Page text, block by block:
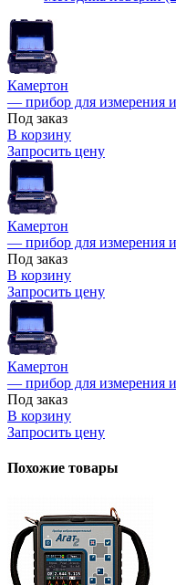
Камертон
— прибор для измерения
Под заказ
В корзину
Запросить цену
Камертон
— прибор для измерения
Под заказ
В корзину
Запросить цену
Камертон
— прибор для измерения
Под заказ
В корзину
Запросить цену
Похожие товары